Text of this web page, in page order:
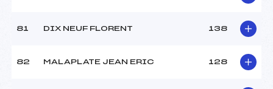
81 DIX NEUF FLORENT 138
82 MALAPLATE JEAN ERIC 128